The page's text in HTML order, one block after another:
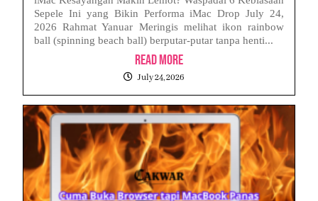
Sepele Ini yang Bikin Performa iMac Drop July 24,
2026 Rahmat Yanuar Meringis melihat ikon rainbow
ball (spinning beach ball) berputar-putar tanpa henti...
Read More
July 24, 2026